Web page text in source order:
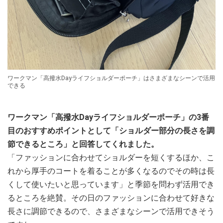
ワークマン「高撥水Dayライフショルダーポーチ」はさまざまなシーンで活用
できる
ワークマン「高撥水Dayライフショルダーポーチ」の3番
目のおすすめポイントとして「ショルダー部分の長さを調
節できるところ」と回答してくれました。
「ファッションに合わせてショルダーを短くするほか、こ
れから厚手のコートを着ることが多くなるのでその時は長
くして使いたいと思っています」と季節を問わず活用でき
るところを絶賛。その日のファッションに合わせて好きな
長さに調節できるので、さまざまなシーンで活用できそう